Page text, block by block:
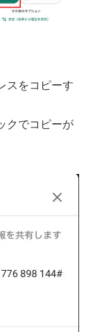
スをコピーす
クでコピーが